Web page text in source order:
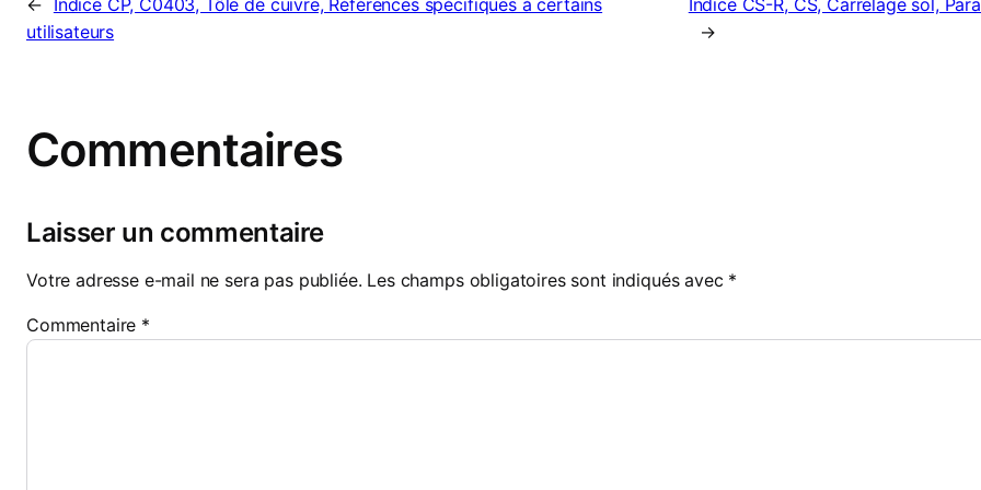
←
Indice CP, C0403, Tôle de cuivre, Références spécifiques à certains
utilisateurs
Indice CS-R, CS, Carrelage sol,
→
Commentaires
Laisser un commentaire
Votre adresse e-mail ne sera pas publiée. Les champs obligatoires sont indiqués avec *
Commentaire *